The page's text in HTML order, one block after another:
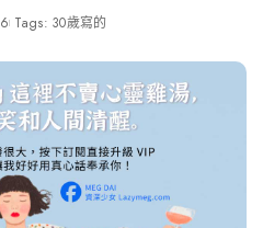
Tags: 30歲寫的